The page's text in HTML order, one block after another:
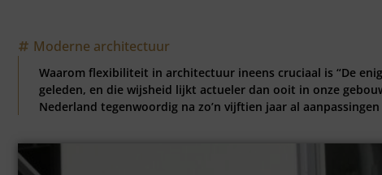
Moderne architectuur
Waarom flexibiliteit in architectuur ineens cruciaal is “De
geleden, en die wijsheid lijkt actueler dan ooit in onze
Nederland tegenwoordig na zo’n vijftien jaar al